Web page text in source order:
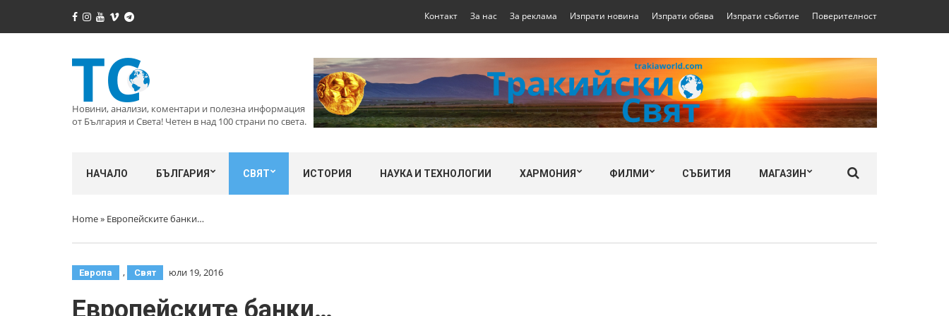
Контакт За нас За реклама Изпрати новина Изпрати обява Изпрати събитие Поверителност
Новини, анализи, коментари и полезна информация
от България и Света! Четен в над 100 страни по света.
НАЧАЛО БЪЛГАРИЯ СВЯТ ИСТОРИЯ НАУКА И ТЕХНОЛОГИИ ХАРМОНИЯ ФИЛМИ СЪБИТИЯ МАГАЗИН
Home» Европейските банки…
Европа , Свят юли 19, 2016
Европейските банки…